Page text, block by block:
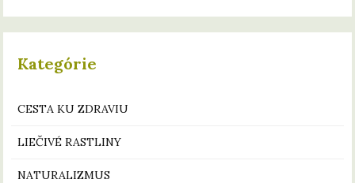
Kategórie
CESTA KU ZDRAVIU
LIEČIVÉ RASTLINY
NATURALIZMUS